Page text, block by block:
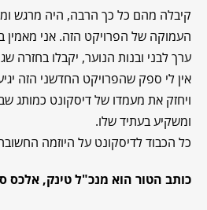
קיבלה מהם כל כך הרבה, היה מרגש
העמוקה של הפרויקט הזה. אני מאמין
ערך לבני ובנות הנוער, יקבלו בחזרה
אין לי ספק שהפרויקט החדשני הזה יגיע
ויחזק את מעמדו של דיסקונט כמותג
ומשקיע בעתיד שלו.
כל הכבוד לדיסקונט על היוזמה
כותב הטור הוא מנכ"ל טינק, אלכס